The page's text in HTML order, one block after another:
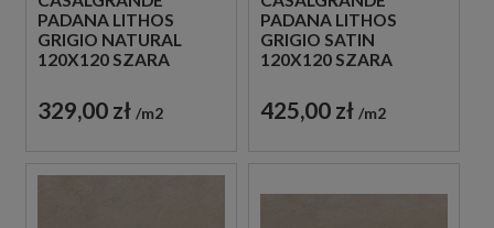
PADANA LITHOS
GRIGIO NATURAL
120X120 SZARA
329,00 zł m2
PADANA LITHOS
GRIGIO SATIN
120X120 SZARA
425,00 zł m2